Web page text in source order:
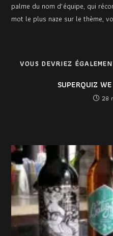
palme du nom d’équipe, qui
mot le plus naze sur le thème,
VOUS DEVRIEZ
SUPERQUIZ
28